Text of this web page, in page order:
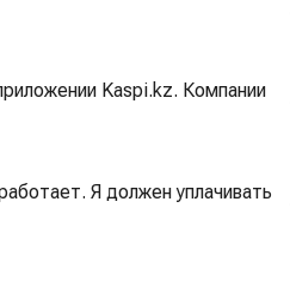
Kaspi.kz. Компании
Я должен уплачивать